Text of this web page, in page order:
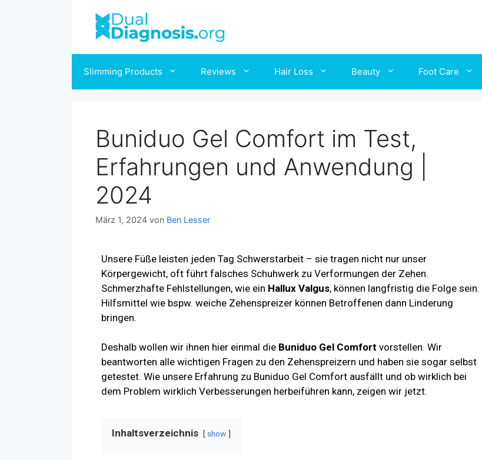
Slimming Products Reviews Hair Loss Beauty Foot Care
Buniduo Gel Comfort im Test,
Erfahrungen und Anwendung |
2024
März 1, 2024 von Ben Lesser
Unsere Füße leisten jeden Tag Schwerstarbeit – sie tragen nicht nur unser
Körpergewicht, oft führt falsches Schuhwerk zu Verformungen der Zehen.
Schmerzhafte Fehlstellungen, wie ein Hallux Valgus, können langfristig die Folge sein.
Hilfsmittel wie bspw. weiche Zehenspreizer können Betroffenen dann Linderung
bringen.
Deshalb wollen wir ihnen hier einmal die Buniduo Gel Comfort vorstellen. Wir
beantworten alle wichtigen Fragen zu den Zehenspreizern und haben sie sogar selbst
getestet. Wie unsere Erfahrung zu Buniduo Gel Comfort ausfällt und ob wirklich bei
dem Problem wirklich Verbesserungen herbeiführen kann, zeigen wir jetzt.
Inhaltsverzeichnis show